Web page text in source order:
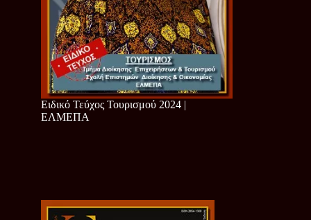
Ειδικό Τεύχος Τουρισμού 2024 |
ΕΛΜΕΠΑ